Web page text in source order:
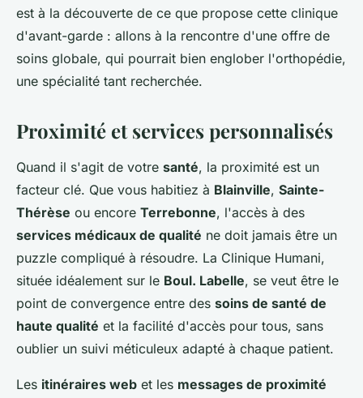
est à la découverte de ce que propose cette clinique
d'avant-garde : allons à la rencontre d'une offre de
soins globale, qui pourrait bien englober l'orthopédie,
une spécialité tant recherchée.
Proximité et services personnalisés
Quand il s'agit de votre santé, la proximité est un
facteur clé. Que vous habitiez à Blainville, Sainte-
Thérèse ou encore Terrebonne, l'accès à des
services médicaux de qualité ne doit jamais être un
puzzle compliqué à résoudre. La Clinique Humani,
située idéalement sur le Boul. Labelle, se veut être le
point de convergence entre des soins de santé de
haute qualité et la facilité d'accès pour tous, sans
oublier un suivi méticuleux adapté à chaque patient.
Les itinéraires web et les messages de proximité